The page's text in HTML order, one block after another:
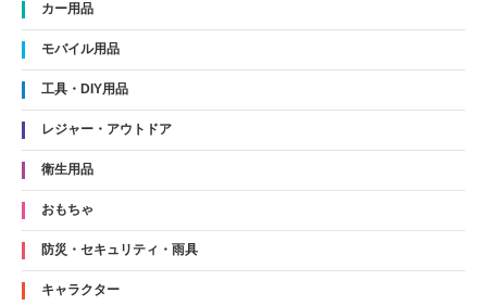
カー用品
モバイル用品
工具・DIY用品
レジャー・アウトドア
衛生用品
おもちゃ
防災・セキュリティ・雨具
キャラクター